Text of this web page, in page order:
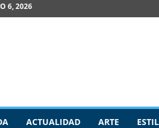
6, 2026
ACTUALIDAD ARTE